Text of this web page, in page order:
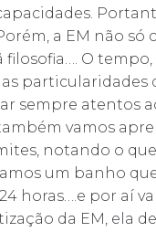
a EM não
filosofia…. O
particularidades
sempre atentos
vamos
notando o
um banho
horas….e por aí
da EM, ela